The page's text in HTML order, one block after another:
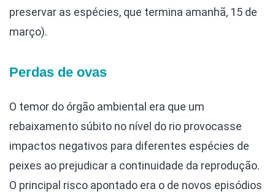
preservar as espécies, que termina amanhã, 15 de
março).
Perdas de ovas
O temor do órgão ambiental era que um
rebaixamento súbito no nível do rio provocasse
impactos negativos para diferentes espécies de
peixes ao prejudicar a continuidade da reprodução.
O principal risco apontado era o de novos episódios